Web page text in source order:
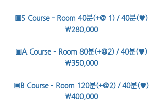
▣S Course - Room 40분(+@ 1) / 40분(♥)
￦280,000
▣A Course - Room 80분(+@2) / 40분(♥)
￦350,000
▣B Course - Room 120분(+@2) / 40분(♥)
￦400,000